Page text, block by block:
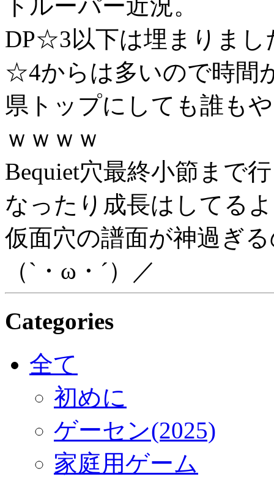
トルーパー近況。
DP☆3以下は埋まりまし
☆4からは多いので時間
県トップにしても誰も
ｗｗｗｗ
Bequiet穴最終小節まで
なったり成長はしてる
仮面穴の譜面が神過ぎ
（`・ω・´）／
Categories
全て
初めに
ゲーセン(2025)
家庭用ゲーム